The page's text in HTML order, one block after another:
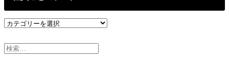
社
ご
と